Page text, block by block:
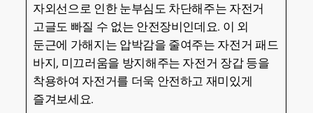
자외선으로 인한 눈부심도 차단해주는 자전거
고글도 빠질 수 없는 안전장비인데요. 이 외
둔근에 가해지는 압박감을 줄여주는 자전거 패드
바지, 미끄러움을 방지해주는 자전거 장갑 등을
착용하여 자전거를 더욱 안전하고 재미있게
즐겨보세요.